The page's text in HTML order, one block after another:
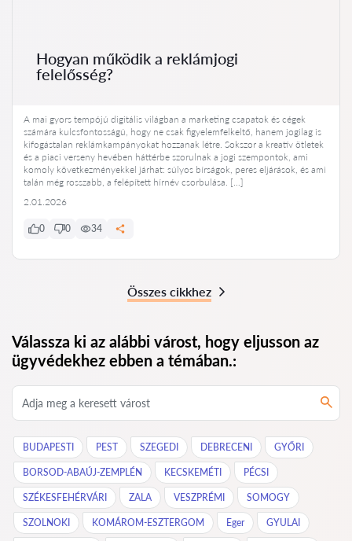
Hogyan működik a reklámjogi
felelősség?
A mai gyors tempójú digitális világban a marketing csapatok és cégek
számára kulcsfontosságú, hogy ne csak figyelemfelkeltő, hanem jogilag is
kifogástalan reklámkampányokat hozzanak létre. Sokszor a kreatív ötletek
és a piaci verseny hevében háttérbe szorulnak a jogi szempontok, ami
komoly következményekkel járhat: súlyos bírságok, peres eljárások, és ami
talán még rosszabb, a felépített hírnév csorbulása. […]
2.01.2026
0 0 34
Összes cikkhez
Válassza ki az alábbi várost, hogy eljusson az
ügyvédekhez ebben a témában.:
BUDAPESTI PEST SZEGEDI DEBRECENI GYŐRI
BORSOD-ABAÚJ-ZEMPLÉN KECSKEMÉTI PÉCSI
SZÉKESFEHÉRVÁRI ZALA VESZPRÉMI SOMOGY
SZOLNOKI KOMÁROM-ESZTERGOM Eger GYULAI